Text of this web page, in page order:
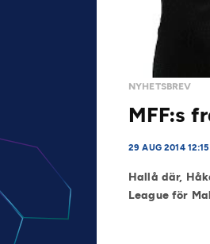
NYHETSBREV
MFF:s
29 AUG 2014 12:15
Hallå där,
League för